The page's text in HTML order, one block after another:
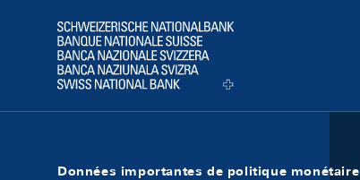
Logo
Données importantes de politique monétaire